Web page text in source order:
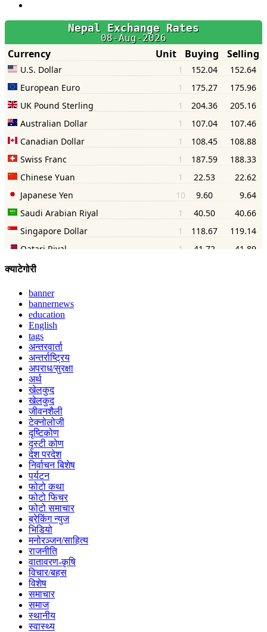
क्याटेगोरी
banner
bannernews
education
English
tags
अन्तरवार्ता
अन्तर्राष्ट्रिय
अपराध/सुरक्षा
अर्थ
खेलकुद
खेलकुद
जीवनशैली
टेक्नोलोजी
दृष्टिकोण
दृस्टी कोण
देश परदेश
निर्वाचन बिशेष
पर्यटन
फोटो कथा
फोटो फिचर
फोटो समाचार
ब्रेकिंग न्युज
भिडियो
मनोरञ्जन/साहित्य
राजनीति
वातावरण-कृषि
विचार/बहस
विशेष
समाचार
समाज
स्थानीय
स्वास्थ्य